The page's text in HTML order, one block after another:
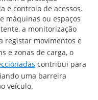
e controlo de acessos.
máquinas ou espaços
a monitorização
registar movimentos e
e zonas de carga, o
contribui para
uma barreira
veículo.